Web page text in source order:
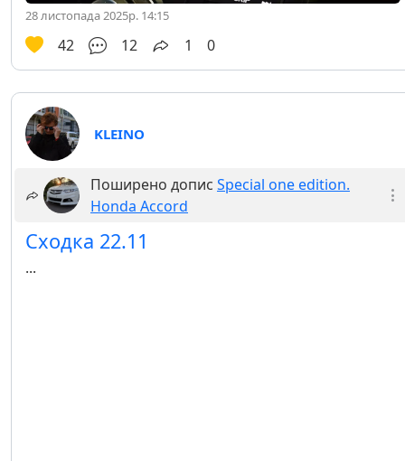
28 листопада 2025р. 14:15
42 12 1 0
KLEINO
Поширено допис Special one edition.
Honda Accord
Сходка 22.11
...